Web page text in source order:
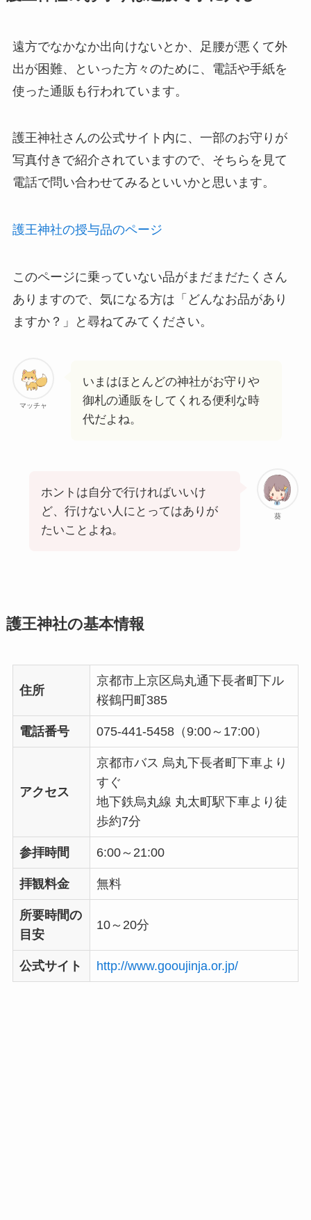
遠方でなかなか出向けないとか、足腰が悪くて外
出が困難、といった方々のために、電話や手紙を
使った通販も行われています。
護王神社さんの公式サイト内に、一部のお守りが
写真付きで紹介されていますので、そちらを見て
電話で問い合わせてみるといいかと思います。
護王神社の授与品のページ
このページに乗っていない品がまだまだたくさん
ありますので、気になる方は「どんなお品があり
ますか？」と尋ねてみてください。
マッチャ
いまはほとんどの神社がお守りや
御札の通販をしてくれる便利な時
代だよね。
葵
ホントは自分で行ければいいけ
ど、行けない人にとってはありが
たいことよね。
護王神社の基本情報
住所
京都市上京区烏丸通下長者町下ル
桜鶴円町385
電話番号 075-441-5458（9:00～17:00）
アクセス
京都市バス 烏丸下長者町下車より
すぐ
地下鉄烏丸線 丸太町駅下車より徒
歩約7分
参拝時間 6:00～21:00
拝観料金 無料
所要時間の
目安
10～20分
公式サイト http://www.gooujinja.or.jp/